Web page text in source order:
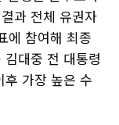
과 전체 유권자
에 참여해 최종
대중 전 대통령
가장 높은 수